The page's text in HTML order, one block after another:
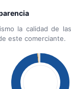
la calidad de
este comerciante.